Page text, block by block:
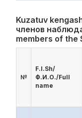
Kuzatuv
членов
members of the
№
F.I.Sh/
Ф.И.О./Full
name